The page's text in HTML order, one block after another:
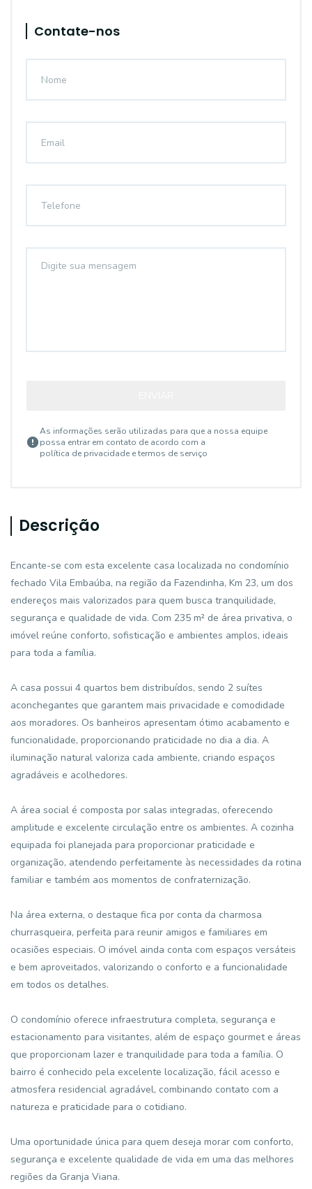
Contate-nos
As informações serão utilizadas para que a nossa equipe
possa entrar em contato de acordo com a
política de privacidade e termos de serviço
Descrição
Encante-se com esta excelente casa localizada no condomínio
fechado Vila Embaúba, na região da Fazendinha, Km 23, um dos
endereços mais valorizados para quem busca tranquilidade,
segurança e qualidade de vida. Com 235 m² de área privativa, o
imóvel reúne conforto, sofisticação e ambientes amplos, ideais
para toda a família.
A casa possui 4 quartos bem distribuídos, sendo 2 suítes
aconchegantes que garantem mais privacidade e comodidade
aos moradores. Os banheiros apresentam ótimo acabamento e
funcionalidade, proporcionando praticidade no dia a dia. A
iluminação natural valoriza cada ambiente, criando espaços
agradáveis e acolhedores.
A área social é composta por salas integradas, oferecendo
amplitude e excelente circulação entre os ambientes. A cozinha
equipada foi planejada para proporcionar praticidade e
organização, atendendo perfeitamente às necessidades da rotina
familiar e também aos momentos de confraternização.
Na área externa, o destaque fica por conta da charmosa
churrasqueira, perfeita para reunir amigos e familiares em
ocasiões especiais. O imóvel ainda conta com espaços versáteis
e bem aproveitados, valorizando o conforto e a funcionalidade
em todos os detalhes.
O condomínio oferece infraestrutura completa, segurança e
estacionamento para visitantes, além de espaço gourmet e áreas
que proporcionam lazer e tranquilidade para toda a família. O
bairro é conhecido pela excelente localização, fácil acesso e
atmosfera residencial agradável, combinando contato com a
natureza e praticidade para o cotidiano.
Uma oportunidade única para quem deseja morar com conforto,
segurança e excelente qualidade de vida em uma das melhores
regiões da Granja Viana.